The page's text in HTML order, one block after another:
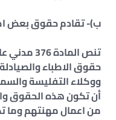
ب)- تقادم حقوق بعض
تنص
حقوق الاطباء
ووكلاء التفليسة
أن تكون هذه الحقوق
من اعمال مهنتهم وما